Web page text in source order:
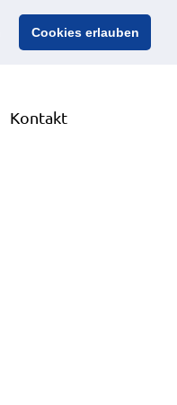
Cookies erlauben
Kontakt